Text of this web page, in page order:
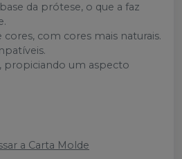
da prótese, o que a faz
cores, com cores mais naturais.
propiciando um aspecto
a Carta Molde